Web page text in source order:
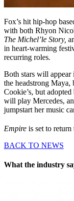
Fox’s hit hip-hop
with both Rhyon
The Michel’le Story,
in heart-warming
recurring roles.
Both stars will
the headstrong
Cookie’s, but
will play Mercedes,
jumpstart her music
Empire is set to
BACK TO NEWS
What the industry